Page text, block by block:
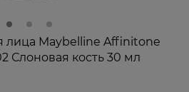
лица Maybelline Affinitone
Слоновая кость 30 мл